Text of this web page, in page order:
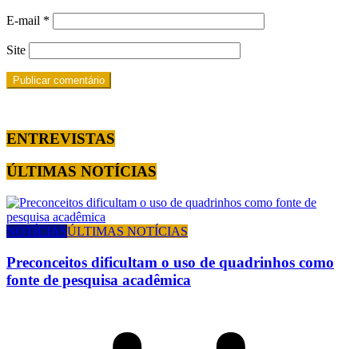
E-mail *
Site
ENTREVISTAS
ÚLTIMAS NOTÍCIAS
NOTÍCIASÚLTIMAS NOTÍCIAS
Preconceitos dificultam o uso de quadrinhos como
fonte de pesquisa acadêmica